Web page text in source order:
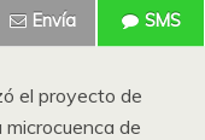
Envía SMS
el proyecto de
de